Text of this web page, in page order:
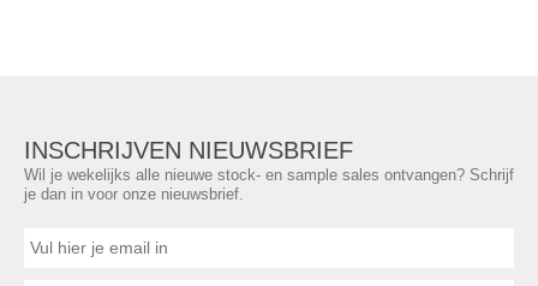
INSCHRIJVEN NIEUWSBRIEF
Wil je wekelijks alle nieuwe stock- en sample sales ontvangen? Schrijf
je dan in voor onze nieuwsbrief.